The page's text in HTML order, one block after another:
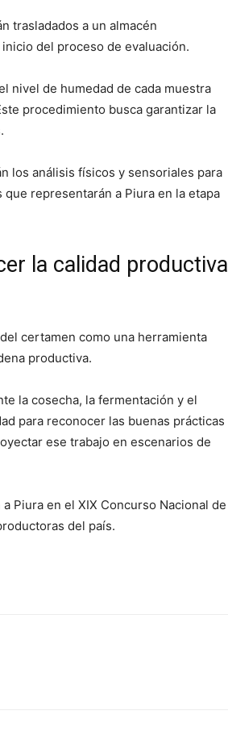
trasladados a un almacén
del proceso de evaluación.
nivel de humedad de cada muestra
procedimiento busca garantizar la
los análisis físicos y sensoriales para
representarán a Piura en la etapa
la calidad productiva
certamen como una herramienta
productiva.
la cosecha, la fermentación y el
para reconocer las buenas prácticas
ese trabajo en escenarios de
Piura en el XIX Concurso Nacional de
del país.